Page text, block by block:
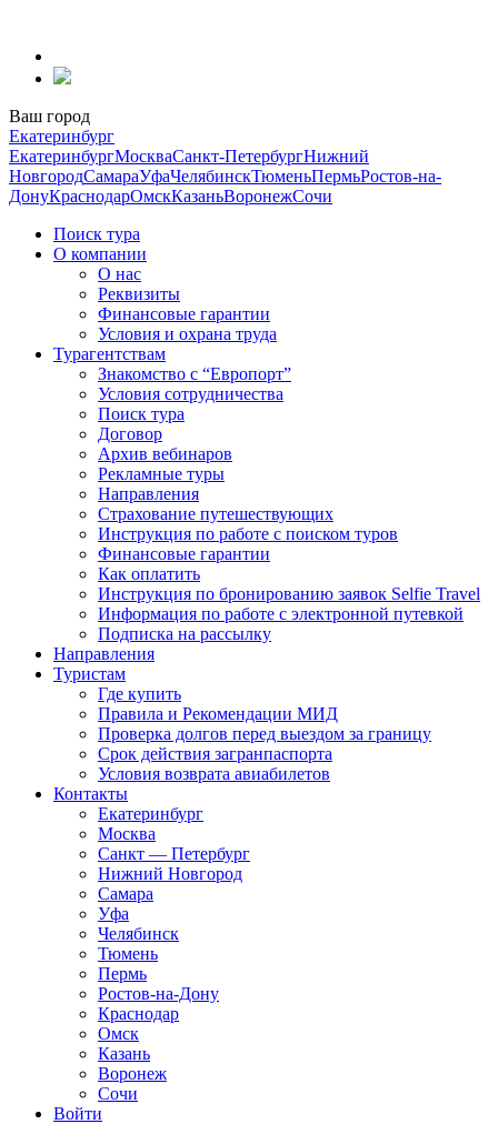
содержанию
Ваш город
Екатеринбург
ЕкатеринбургМоскваСанкт-ПетербургНижний
НовгородСамараУфаЧелябинскТюменьПермьРостов-на-
ДонуКраснодарОмскКазаньВоронежСочи
Поиск тура
О компании
О нас
Реквизиты
Финансовые гарантии
Условия и охрана труда
Турагентствам
Знакомство с “Европорт”
Условия сотрудничества
Поиск тура
Договор
Архив вебинаров
Рекламные туры
Направления
Страхование путешествующих
Инструкция по работе с поиском туров
Финансовые гарантии
Как оплатить
Инструкция по бронированию заявок Selfie Travel
Информация по работе с электронной путевкой
Подписка на рассылку
Направления
Туристам
Где купить
Правила и Рекомендации МИД
Проверка долгов перед выездом за границу
Срок действия загранпаспорта
Условия возврата авиабилетов
Контакты
Екатеринбург
Москва
Санкт — Петербург
Нижний Новгород
Самара
Уфа
Челябинск
Тюмень
Пермь
Ростов-на-Дону
Краснодар
Омск
Казань
Воронеж
Сочи
Войти